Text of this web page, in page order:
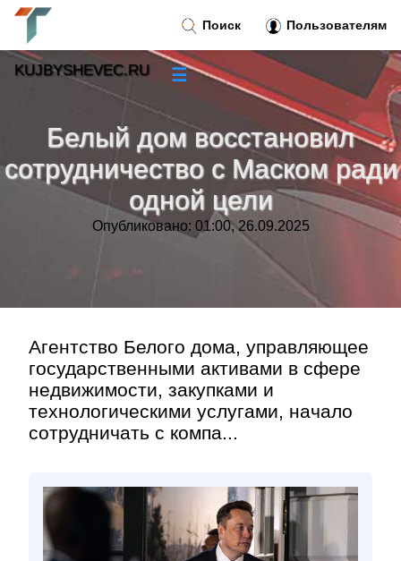
Белый дом восстановил
сотрудничество с Маском ради
одной цели
Опубликовано: 01:00, 26.09.2025
Агентство Белого дома, управляющее
государственными активами в сфере
недвижимости, закупками и
технологическими услугами, начало
сотрудничать с компа...
Поиск Пользователям
KUJBYSHEVEC.RU ☰
Новости»
Тренды новостей »
Рубрики»
Контакт»